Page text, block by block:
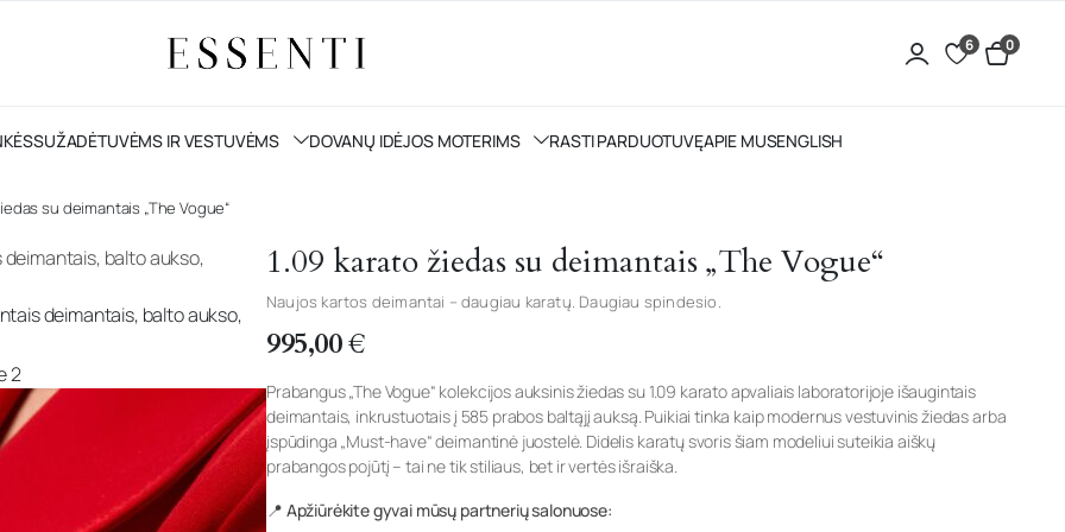
6 0
SUŽADĖTUVĖMS IR VESTUVĖMS DOVANŲ IDĖJOS MOTERIMS RASTI PARDUOTUVĘAPIE MUSENGLISH
su deimantais „The Vogue“
1.09 karato žiedas su deimantais „The Vogue“
Naujos kartos deimantai – daugiau karatų. Daugiau spindesio.
995,00€
Prabangus „The Vogue“ kolekcijos auksinis žiedas su 1.09 karato apvaliais laboratorijoje išaugintais
deimantais, inkrustuotais į 585 prabos baltąjį auksą. Puikiai tinka kaip modernus vestuvinis žiedas arba
įspūdinga „Must-have“ deimantinė juostelė. Didelis karatų svoris šiam modeliui suteikia aiškų
prabangos pojūtį – tai ne tik stiliaus, bet ir vertės išraiška.
📍 Apžiūrėkite gyvai mūsų partnerių salonuose: